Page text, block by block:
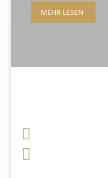
MEHR LESEN

